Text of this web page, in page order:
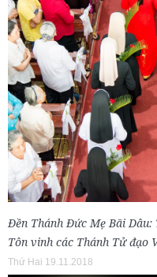
Đền Thánh Đức Mẹ Bãi
Tôn vinh các Thánh Tử đạo
Thứ Hai 19.11.2018